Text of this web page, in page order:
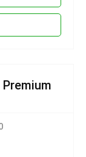
Premium